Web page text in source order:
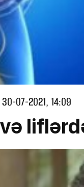
30-07-2021, 14:09